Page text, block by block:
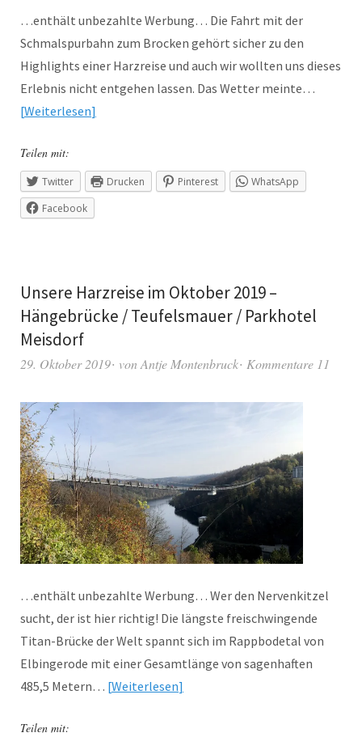
…enthält unbezahlte Werbung… Die Fahrt mit der
Schmalspurbahn zum Brocken gehört sicher zu den
Highlights einer Harzreise und auch wir wollten uns dieses
Erlebnis nicht entgehen lassen. Das Wetter meinte…
Weiterlesen
Teilen mit:
Twitter Drucken Pinterest
WhatsApp
Facebook
Unsere Harzreise im Oktober 2019 –
Hängebrücke / Teufelsmauer / Parkhotel
Meisdorf
29. Oktober 2019 vonAntje Montenbruck Kommentare 11
…enthält unbezahlte Werbung… Wer den Nervenkitzel
sucht, der ist hier richtig! Die längste freischwingende
Titan-Brücke der Welt spannt sich im Rappbodetal von
Elbingerode mit einer Gesamtlänge von sagenhaften
485,5 Metern… Weiterlesen
Teilen mit: